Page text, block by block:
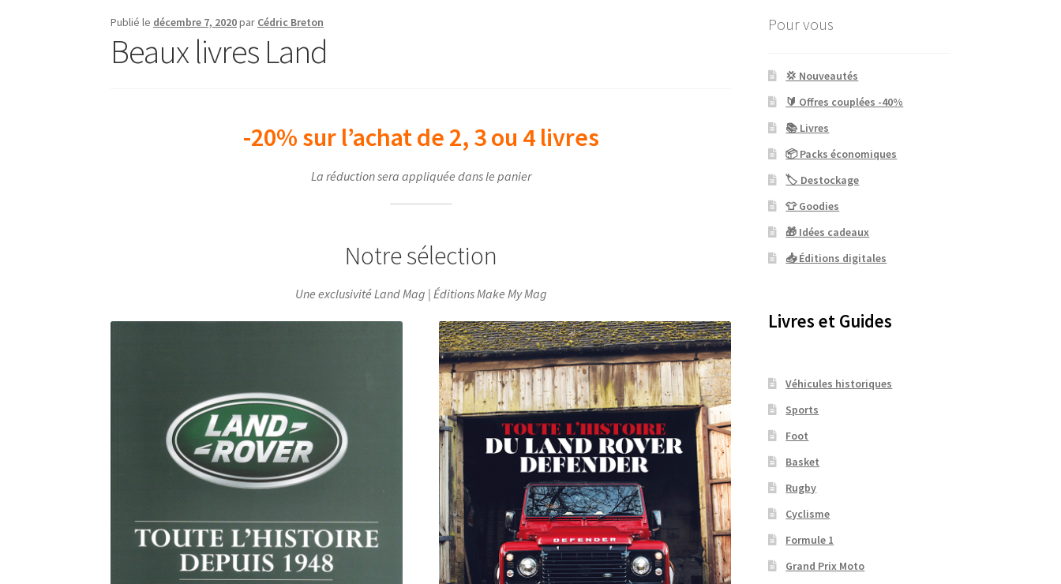
Publié le décembre 7, 2020par Cédric Breton
Beaux livres Land
-20% sur l’achat de 2, 3 ou 4 livres
La réduction sera appliquée dans le panier
Notre sélection
Une exclusivité Land Mag | Éditions Make My Mag
Pour vous
💢 Nouveautés
🔰 Offres couplées -40%
📚 Livres
📦 Packs économiques
🏷 Destockage
👕 Goodies
🎁 Idées cadeaux
📥 Éditions digitales
Livres et Guides
Véhicules historiques
Sports
Foot
Basket
Rugby
Cyclisme
Formule 1
Grand Prix Moto